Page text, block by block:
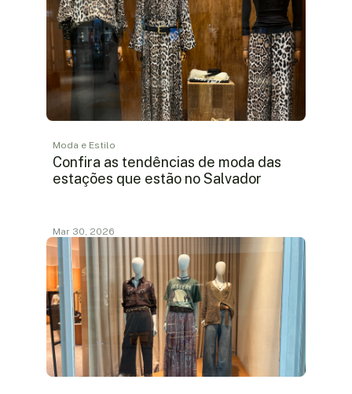
Moda e Estilo
Confira as tendências de moda das
estações que estão no Salvador
Mar 30, 2026